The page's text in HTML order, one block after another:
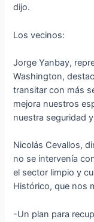
dijo.
Los vecinos:
Jorge Yanbay,
Washington,
transitar con más
mejora nuestros
nuestra seguridad
Nicolás Cevallos,
no se intervenía
el sector limpio y
Histórico, que nos
-Un plan para